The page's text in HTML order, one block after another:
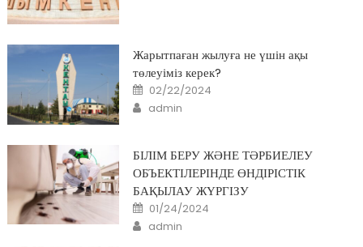
Жарытпаған жылуға не үшін ақы
төлеуіміз керек?
Posted
on
02/22/2024
Author
admin
БІЛІМ БЕРУ ЖӘНЕ ТӘРБИЕЛЕУ
ОБЪЕКТІЛЕРІНДЕ ӨНДІРІСТІК
БАҚЫЛАУ ЖҮРГІЗУ
Posted
on
01/24/2024
Author
admin